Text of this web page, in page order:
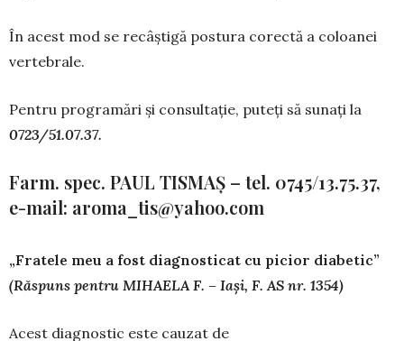
În acest mod se recâștigă postura corectă a coloanei
vertebrale.
Pentru programări și consultație, puteți să sunați la
0723/51.07.37.
Farm. spec. PAUL TISMAȘ – tel. 0745/13.75.37,
e-mail: aroma_tis@yahoo.com
„Fratele meu a fost diagnosticat cu picior diabetic”
(Răspuns pentru MIHAELA F. – Iași, F. AS nr. 1354)
Acest diagnostic este cauzat de